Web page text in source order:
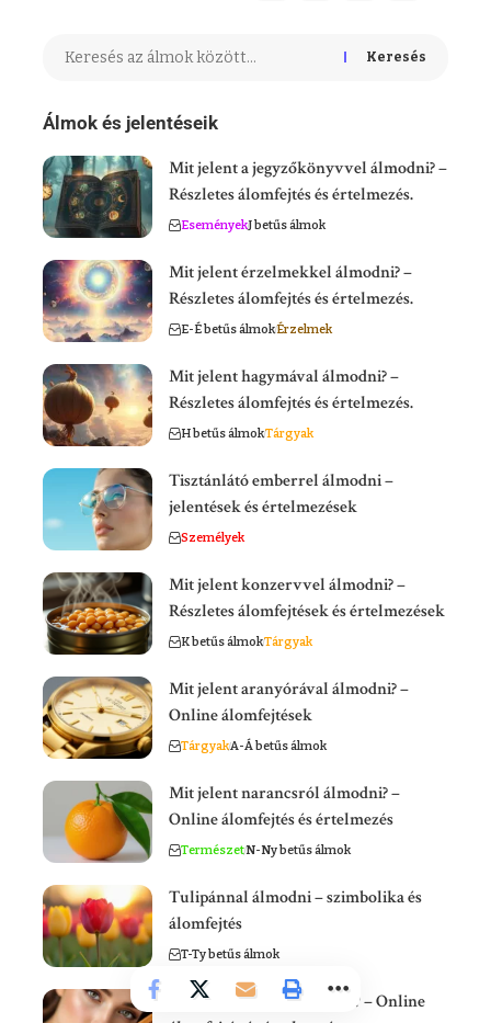
Keresés
Álmok és jelentéseik
Mit jelent a jegyzőkönyvvel álmodni? –
Részletes álomfejtés és értelmezés.
EseményekJ betűs álmok
Mit jelent érzelmekkel álmodni? –
Részletes álomfejtés és értelmezés.
E-É betűs álmokÉrzelmek
Mit jelent hagymával álmodni? –
Részletes álomfejtés és értelmezés.
H betűs álmokTárgyak
Tisztánlátó emberrel álmodni –
jelentések és értelmezések
Személyek
Mit jelent konzervvel álmodni? –
Részletes álomfejtések és értelmezések
K betűs álmokTárgyak
Mit jelent aranyórával álmodni? –
Online álomfejtések
TárgyakA-Á betűs álmok
Mit jelent narancsról álmodni? –
Online álomfejtés és értelmezés
TermészetN-Ny betűs álmok
Tulipánnal álmodni – szimbolika és
álomfejtés
T-Ty betűs álmok
Mit jelent fésűről álmodni? – Online